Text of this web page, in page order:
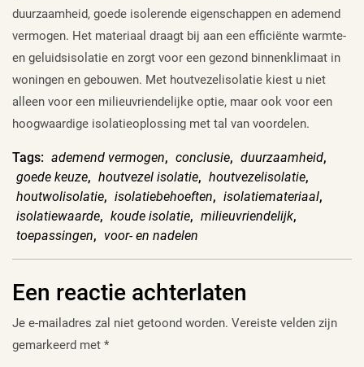
duurzaamheid, goede isolerende eigenschappen en ademend
vermogen. Het materiaal draagt bij aan een efficiënte warmte-
en geluidsisolatie en zorgt voor een gezond binnenklimaat in
woningen en gebouwen. Met houtvezelisolatie kiest u niet
alleen voor een milieuvriendelijke optie, maar ook voor een
hoogwaardige isolatieoplossing met tal van voordelen.
Tags: ademend vermogen, conclusie, duurzaamheid,
goede keuze, houtvezel isolatie, houtvezelisolatie,
houtwolisolatie, isolatiebehoeften, isolatiemateriaal,
isolatiewaarde, koude isolatie, milieuvriendelijk,
toepassingen, voor- en nadelen
Een reactie achterlaten
Je e-mailadres zal niet getoond worden. Vereiste velden zijn
gemarkeerd met *